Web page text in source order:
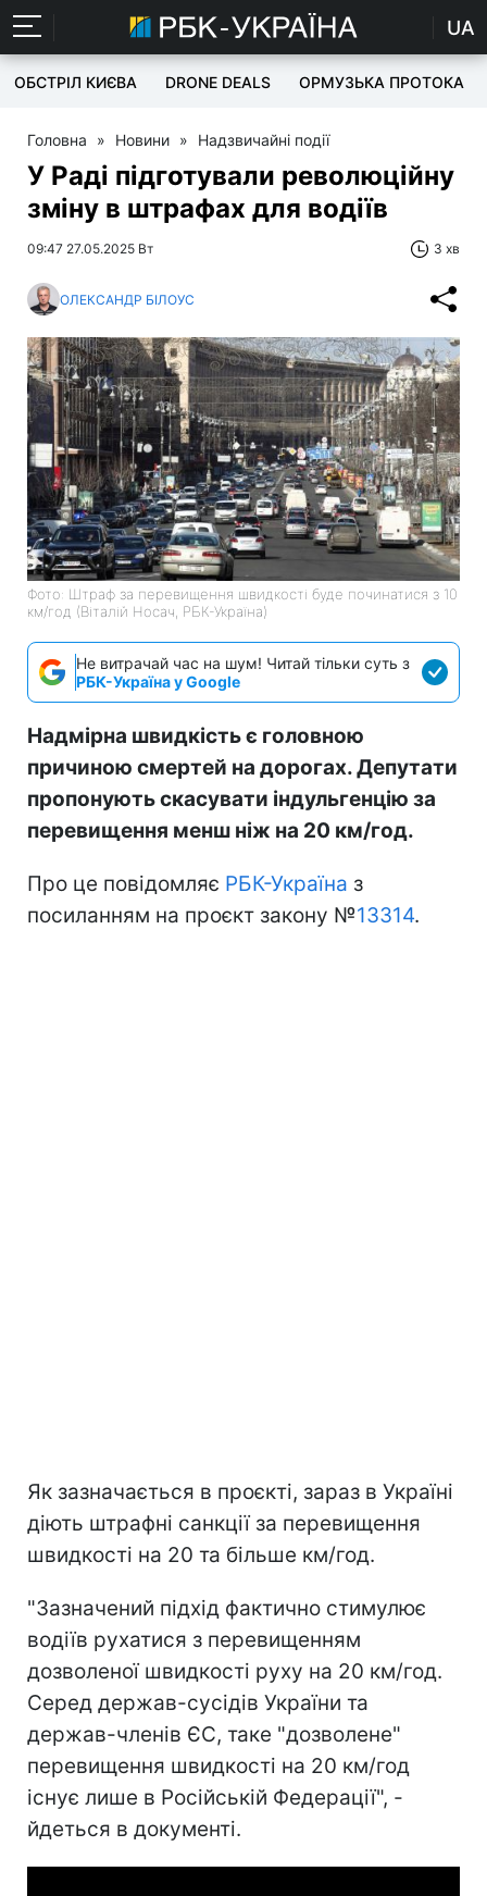
UA
ОБСТРІЛ КИЄВА DRONE DEALS ОРМУЗЬКА ПРОТОКА
Головна » Новини » Надзвичайні події
У Раді підготували революційну
зміну в штрафах для водіїв
09:47 27.05.2025 Вт 3 хв
ОЛЕКСАНДР БІЛОУС
Фото: Штраф за перевищення швидкості буде починатися з 10
км/год (Віталій Носач, РБК-Україна)
Не витрачай час на шум! Читай тільки суть з
РБК-Україна у Google
Надмірна швидкість є головною
причиною смертей на дорогах. Депутати
пропонують скасувати індульгенцію за
перевищення менш ніж на 20 км/год.
Про це повідомляє РБК-Україна з
посиланням на проєкт закону №13314.
Як зазначається в проєкті, зараз в Україні
діють штрафні санкції за перевищення
швидкості на 20 та більше км/год.
"Зазначений підхід фактично стимулює
водіїв рухатися з перевищенням
дозволеної швидкості руху на 20 км/год.
Серед держав-сусідів України та
держав-членів ЄС, таке "дозволене"
перевищення швидкості на 20 км/год
існує лише в Російській Федерації", -
йдеться в документі.